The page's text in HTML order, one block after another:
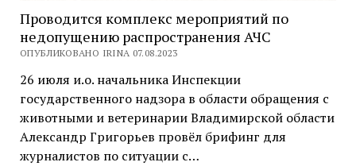
Проводится комплекс мероприятий по
недопущению распространения АЧС
ОПУБЛИКОВАНО IRINA 07.08.2023
26 июля и.о. начальника Инспекции
государственного надзора в области обращения с
животными и ветеринарии Владимирской области
Александр Григорьев провёл брифинг для
журналистов по ситуации с…